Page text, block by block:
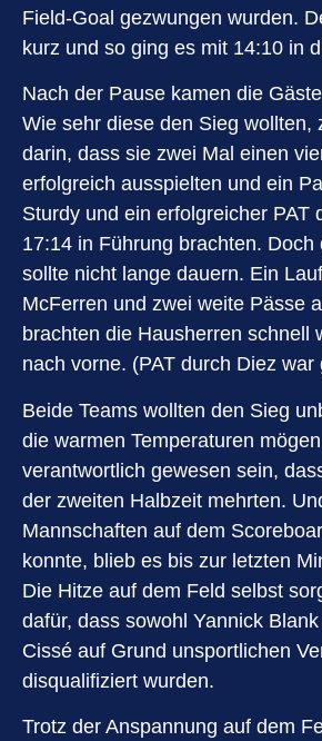
Field-Goal gezwungen wurden.
kurz und so ging es mit 14:10 in
Nach der Pause kamen die
Wie sehr diese den Sieg wollten,
darin, dass sie zwei Mal einen
erfolgreich ausspielten und ein
Sturdy und ein erfolgreicher PAT
17:14 in Führung brachten. Doch
sollte nicht lange dauern. Ein
McFerren und zwei weite Pässe
brachten die Hausherren schnell
nach vorne. (PAT durch Diez war
Beide Teams wollten den Sieg
die warmen Temperaturen
verantwortlich gewesen sein,
der zweiten Halbzeit mehrten.
Mannschaften auf dem
konnte, blieb es bis zur letzten
Die Hitze auf dem Feld selbst
dafür, dass sowohl Yannick
Cissé auf Grund unsportlichen
disqualifiziert wurden.
Trotz der Anspannung auf dem